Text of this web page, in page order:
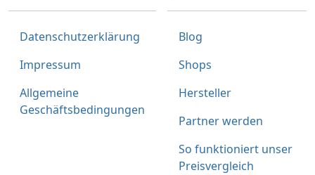
Datenschutzerklärung
Impressum
Allgemeine
Geschäftsbedingungen
Blog
Shops
Hersteller
Partner werden
So funktioniert unser
Preisvergleich